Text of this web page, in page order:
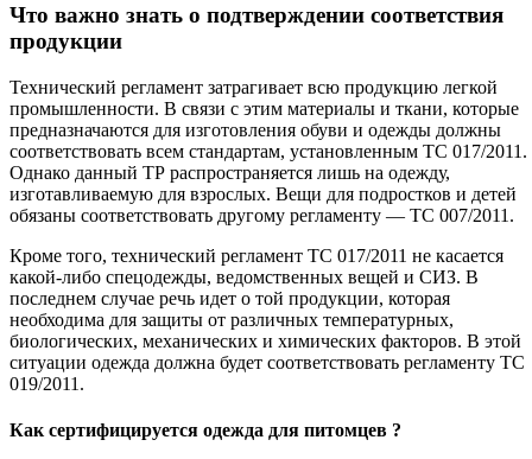
Что важно знать о подтверждении соответствия
продукции
Технический регламент затрагивает всю продукцию легкой
промышленности. В связи с этим материалы и ткани, которые
предназначаются для изготовления обуви и одежды должны
соответствовать всем стандартам, установленным ТС 017/2011.
Однако данный ТР распространяется лишь на одежду,
изготавливаемую для взрослых. Вещи для подростков и детей
обязаны соответствовать другому регламенту — ТС 007/2011.
Кроме того, технический регламент ТС 017/2011 не касается
какой-либо спецодежды, ведомственных вещей и СИЗ. В
последнем случае речь идет о той продукции, которая
необходима для защиты от различных температурных,
биологических, механических и химических факторов. В этой
ситуации одежда должна будет соответствовать регламенту ТС
019/2011.
Как сертифицируется одежда для питомцев ?